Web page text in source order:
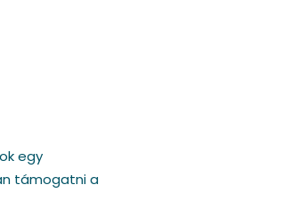
egy
támogatni a